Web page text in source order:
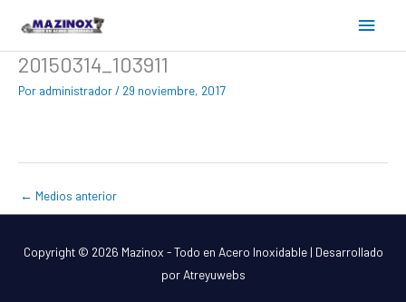
contenido
Menú
20150314_103911
Por administrador/ 29 noviembre, 2017
← Medios anterior
Copyright © 2026 Mazinox - Todo en Acero Inoxidable| Desarrollado
por Atreyuwebs